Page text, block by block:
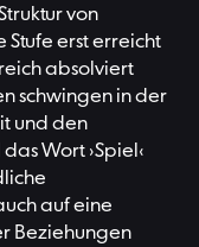
von
erst erreicht
absolviert
schwingen in der
und den
Wort ›Spiel‹
auf eine
Beziehungen